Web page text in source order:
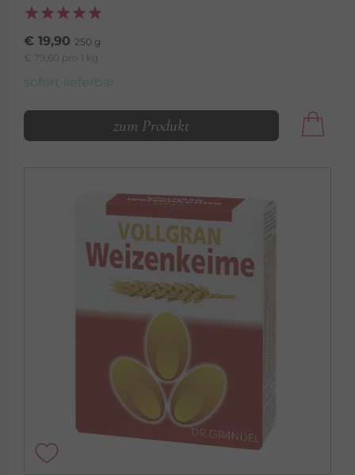
€ 19,90 250 g
€ 79,60 pro 1 kg
sofort lieferbar
zum Produkt